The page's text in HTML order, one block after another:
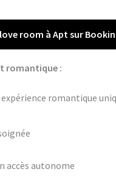
room à Apt sur
romantique :
romantique
accès autonome